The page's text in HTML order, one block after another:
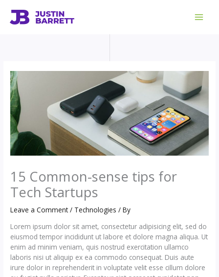
content
15 Common-sense tips for
Tech Startups
Leave a Comment / Technologies / By
Lorem ipsum dolor sit amet, consectetur adipisicing elit, sed do
eiusmod tempor incididunt ut labore et dolore magna aliqua. Ut
enim ad minim veniam, quis nostrud exercitation ullamco
laboris nisi ut aliquip ex ea commodo consequat. Duis aute
irure dolor in reprehenderit in voluptate velit esse cillum dolore